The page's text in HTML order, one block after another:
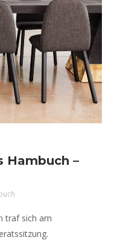
Hambuch –
traf sich am